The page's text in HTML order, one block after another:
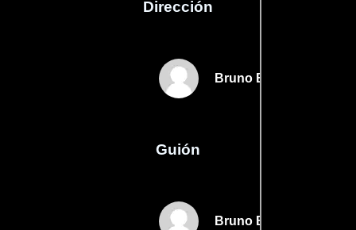
Dirección
Bruno Bozzetto
Guión
Bruno Bozzettos